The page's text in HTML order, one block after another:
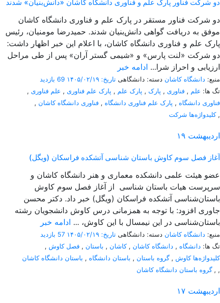
دو شرکت فناور پارک علم و فناوری دانشگاه کاشان «دانش‌بنیان» شدند
دو شرکت فناور مستقر در پارک علم و فناوری دانشگاه کاشان
موفق به دریافت گواهی دانش‌بنیان شدند. حمیدرضا مومنیان، رئیس
پارک علم و فناوری دانشگاه کاشان، با اعلام این خبر اظهار داشت:
دو شرکت «لنت پارس» و «شیمی گستر آران» پس از طی مراحل
ارزیابی و احراز شرا... ادامه خبر
منبع: دانشگاه کاشان دسته: دانشگاهی تاریخ: ۱۴۰۵/۰۲/۱۹
69 بازدید
تگ ها: علم , فناوری , پارک , پارک علم , پارک علم فناوری , علم فناوری ,
فناوری دانشگاه , پارک علم فناوری دانشگاه , فناوری دانشگاه کاشان ,
کلیدواژه‌ها شرکت,
۱۹ اردیبهشت
آغاز فصل سوم کاوش باستان شناسی آتشکده فراسکان (ویگل)
سرپرست هیات باستان شناسی از آغاز فصل سوم کاوش
باستان‌شناسی آتشکده فراسکان (ویگل) خبر داد. دکتر محسن
جاوری افزود: با توجه به همزمانی درس کاوش دانشجویان رشته
باستان‌شناسی در این نیمسال با این کاوش، ... ادامه خبر
منبع: دانشگاه کاشان دسته: دانشگاهی تاریخ: ۱۴۰۵/۰۲/۱۹
57 بازدید
تگ ها: دانشگاه , دانشگاه کاشان ,کاشان , باستان , فصل کاوش ,
کلیدواژه‌ها کاوش ,گروه باستان , باستان دانشگاه , باستان دانشگاه کاشان
,گروه باستان دانشگاه کاشان ,
۱۷ اردیبهشت